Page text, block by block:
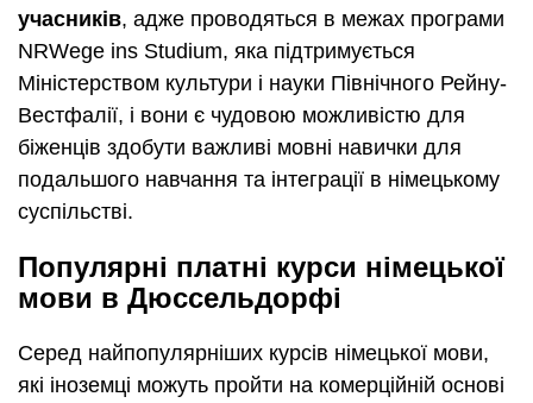
учасників, адже проводяться в межах програми
NRWege ins Studium, яка підтримується
Міністерством культури і науки Північного Рейну-
Вестфалії, і вони є чудовою можливістю для
біженців здобути важливі мовні навички для
подальшого навчання та інтеграції в німецькому
суспільстві.
Популярні платні курси німецької
мови в Дюссельдорфі
Серед найпопулярніших курсів німецької мови,
які іноземці можуть пройти на комерційній основі